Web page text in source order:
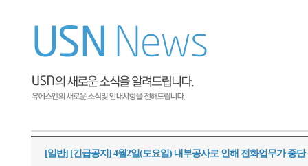
[일반] [긴급공지] 4월2일(토요일) 내부공사로 인해 전화업무가 중단